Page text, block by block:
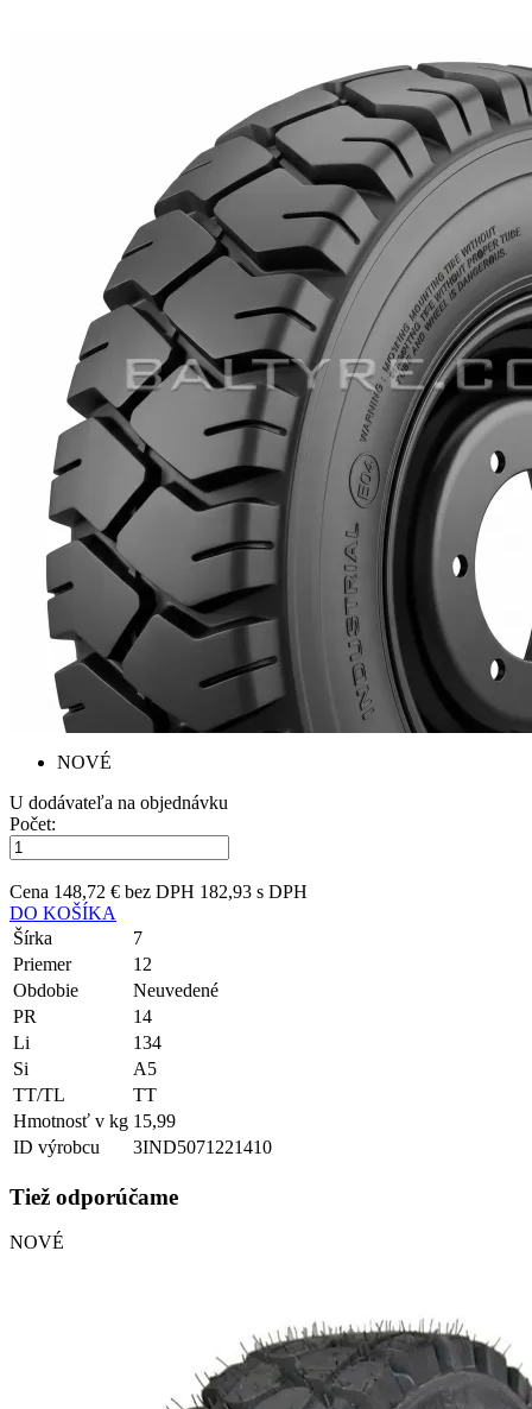
NOVÉ
U dodávateľa na objednávku
Počet:
Cena 148,72 € bez DPH 182,93 s DPH
DO KOŠÍKA
Šírka
7
Priemer
12
Obdobie
Neuvedené
PR
14
Li
134
Si
A5
TT/TL
TT
Hmotnosť v kg 15,99
ID výrobcu
3IND5071221410
Tiež odporúčame
NOVÉ